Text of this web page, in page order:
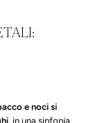
e noci si
, in una sinfonia